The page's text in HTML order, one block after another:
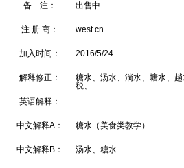
备 注： 出售中
注 册 商： west.cn
加入时间： 2016/5/24
解释修正：
糖水、汤水、淌水、塘水、
税、
英语解释：
中文解释A： 糖水（美食类教学）
中文解释B： 汤水、糖水